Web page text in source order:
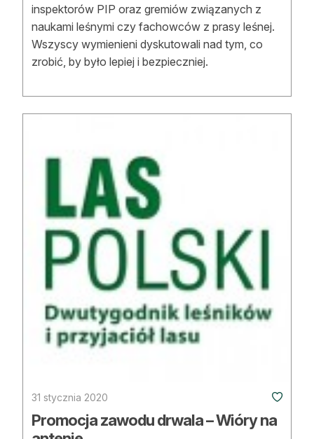
inspektorów PIP oraz gremiów związanych z
naukami leśnymi czy fachowców z prasy leśnej.
Wszyscy wymienieni dyskutowali nad tym, co
zrobić, by było lepiej i bezpieczniej.
31 stycznia 2020
Promocja zawodu drwala – Wióry na